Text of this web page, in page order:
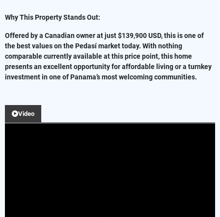
Why This Property Stands Out:
Offered by a Canadian owner at just $139,900 USD, this is one of
the best values on the Pedasí market today. With nothing
comparable currently available at this price point, this home
presents an excellent opportunity for affordable living or a turnkey
investment in one of Panama’s most welcoming communities.
Video